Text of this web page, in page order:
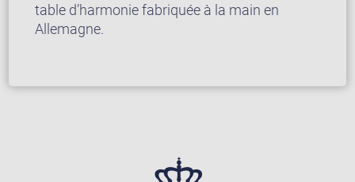
table d’harmonie fabriquée à la main en
Allemagne.